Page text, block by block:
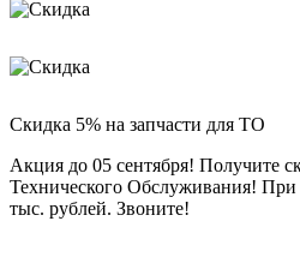
Скидка 5% на запчасти для ТО
Акция до 05 сентября! Получите
Технического Обслуживания! При
тыс. рублей. Звоните!